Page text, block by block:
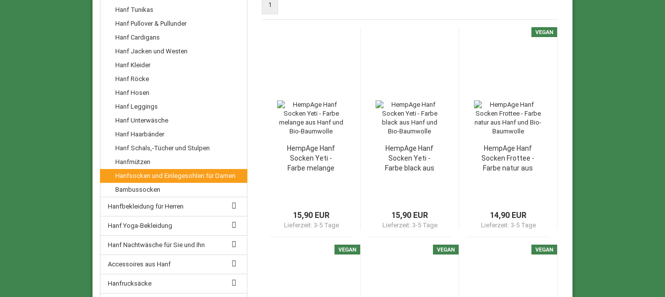
1
HempAge Hanf
Socken Yeti -
Farbe melange
15,90 EUR
Lieferzeit: 3-5 Tage
HempAge Hanf
Socken Yeti -
Farbe black aus
15,90 EUR
Lieferzeit: 3-5 Tage
VEGAN
HempAge Hanf
Socken Frottee -
Farbe natur aus
14,90 EUR
Lieferzeit: 3-5 Tage
VEGAN VEGAN VEGAN
Hanf Tunikas
Hanf Pullover & Pullunder
Hanf Cardigans
Hanf Jacken und Westen
Hanf Kleider
Hanf Röcke
Hanf Hosen
Hanf Leggings
Hanf Unterwäsche
Hanf Haarbänder
Hanf Schals,-Tücher und Stulpen
Hanfmützen
Hanfsocken und Einlegesohlen für Damen
Bambussocken
Hanfbekleidung für Herren
Hanf Yoga-Bekleidung
Hanf Nachtwäsche für Sie und Ihn
Accessoires aus Hanf
Hanfrucksäcke